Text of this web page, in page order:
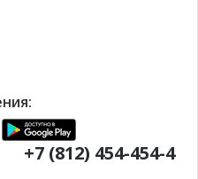
+7 (812) 454-454-4